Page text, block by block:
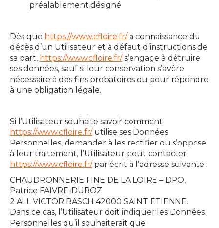
préalablement désigné
Dès que https://www.cfloire.fr/a connaissance du
décès d’un Utilisateur et à défaut d’instructions de
sa part, https://www.cfloire.fr/s’engage à détruire
ses données, sauf si leur conservation s’avère
nécessaire à des fins probatoires ou pour répondre
à une obligation légale.
Si l’Utilisateur souhaite savoir comment
https://www.cfloire.fr/utilise ses Données
Personnelles, demander à les rectifier ou s’oppose
à leur traitement, l’Utilisateur peut contacter
https://www.cfloire.fr/par écrit à l’adresse suivante :
CHAUDRONNERIE FINE DE LA LOIRE – DPO,
Patrice FAIVRE-DUBOZ
2 ALL VICTOR BASCH 42000 SAINT ETIENNE.
Dans ce cas, l’Utilisateur doit indiquer les Données
Personnelles qu’il souhaiterait que